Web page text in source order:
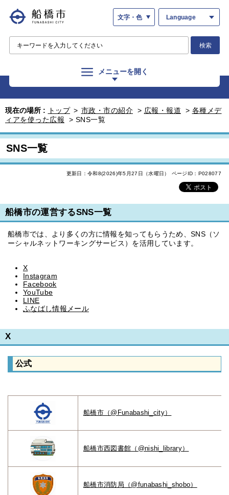
文字・色 Language
検索
メニューを開く
現在の場所 : トップ > 市政・市の紹介 > 広報・報道 > 各種メデ
ィアを使った広報
> SNS一覧
SNS一覧
更新日：令和8(2026)年5月27日（水曜日） ページID：P028077
船橋市の運営するSNS一覧
船橋市では、より多くの方に情報を知ってもらうため、SNS（ソ
ーシャルネットワーキングサービス）を活用しています。
X
Instagram
Facebook
YouTube
LINE
ふなばし情報メール
X
公式
船橋市（@Funabashi_city）
船橋市西図書館（@nishi_library）
船橋市消防局（@funabashi_shobo）